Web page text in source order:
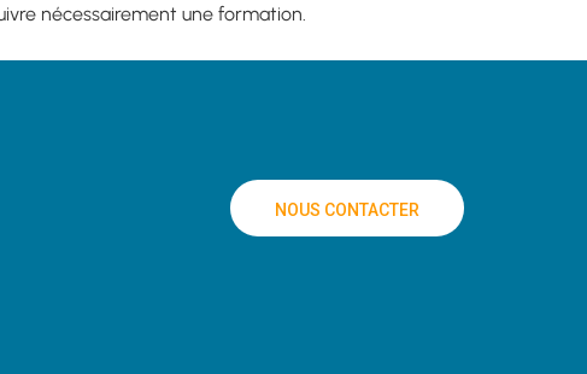
nécessairement une formation.
NOUS CONTACTER